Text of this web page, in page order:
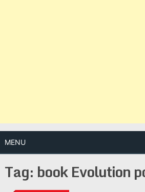
MENU
Tag: book Evolution